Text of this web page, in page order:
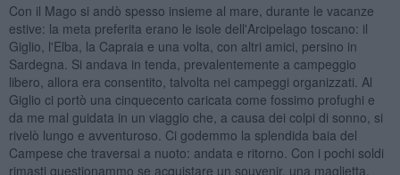
Con il Mago si andò spesso insieme al mare, durante le vacanze
estive: la meta preferita erano le isole dell'Arcipelago toscano: il
Giglio, l'Elba, la Capraia e una volta, con altri amici, persino in
Sardegna. Si andava in tenda, prevalentemente a campeggio
libero, allora era consentito, talvolta nei campeggi organizzati. Al
Giglio ci portò una cinquecento caricata come fossimo profughi e
da me mal guidata in un viaggio che, a causa dei colpi di sonno, si
rivelò lungo e avventuroso. Ci godemmo la splendida baia del
Campese che traversai a nuoto: andata e ritorno. Con i pochi soldi
rimasti questionammo se acquistare un souvenir, una maglietta,